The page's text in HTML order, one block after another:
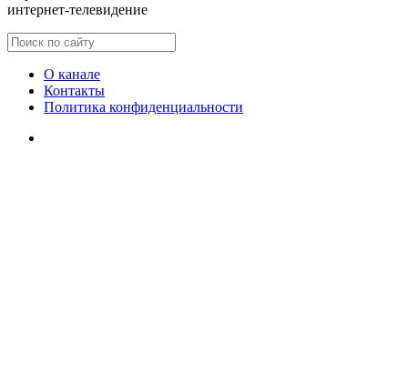
интернет-телевидение
О канале
Контакты
Политика конфиденциальности